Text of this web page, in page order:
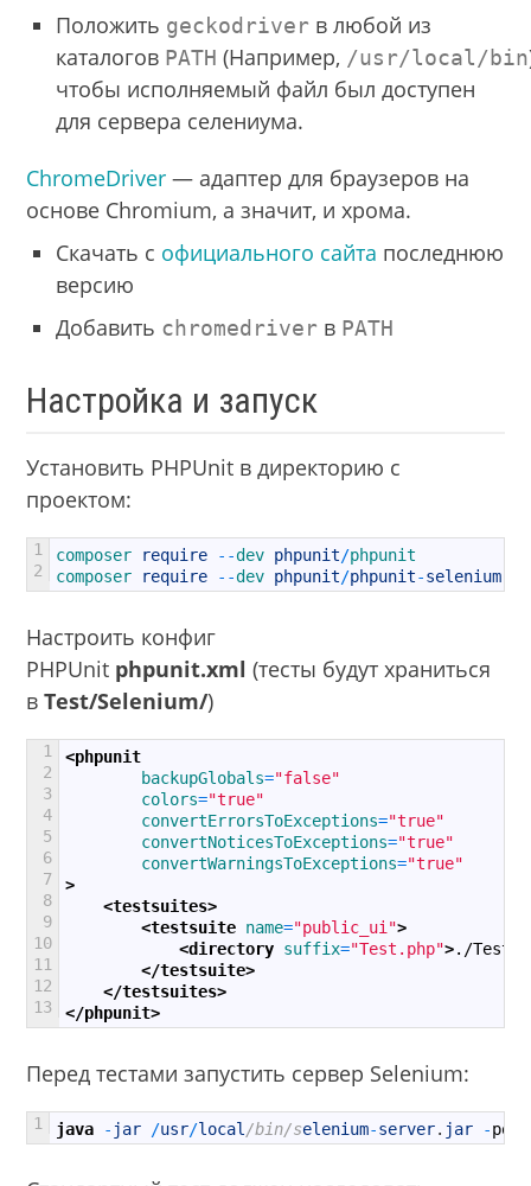
Положить geckodriver в любой из
каталогов PATH (Например, /usr/local/bin
чтобы исполняемый файл был доступен
для сервера селениума.
ChromeDriver — адаптер для браузеров на
основе Chromium, а значит, и хрома.
Скачать с официального сайта последнюю
версию
Добавить chromedriver в PATH
Настройка и запуск
Установить PHPUnit в директорию с
проектом:
1
2
composer require --dev phpunit/phpunit
composer
require --dev phpunit/phpunit-selenium
Настроить конфиг
PHPUnit phpunit.xml (тесты будут храниться
вTest/Selenium/)
1
2
3
4
5
6
7
8
9
10
11
12
13
<phpunit
backupGlobals="false"
colors="true"
convertErrorsToExceptions="true"
convertNoticesToExceptions="true"
convertWarningsToExceptions="true"
>
<testsuites>
<testsuite name="public_ui">
<directory suffix="Test.php">./Test/
</testsuite>
</testsuites>
</phpunit>
Перед тестами запустить сервер Selenium:
1 java - jar /usr/local /bin/selenium-server. jar -port